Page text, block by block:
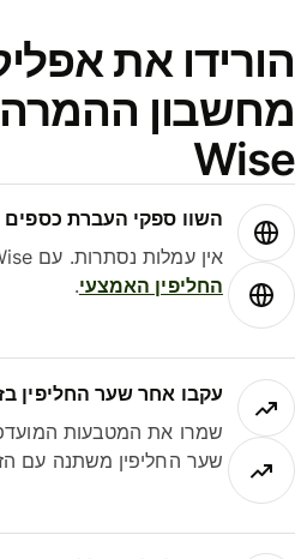
את
ההמרה
השוו ספקי העברת כספים
אין עמלות נסתרות. עם Wise תמיד תקבלו את
החליפין האמצעי.
עקבו אחר שער החליפין
שמרו את המטבעות
שער החליפין משתנה עם